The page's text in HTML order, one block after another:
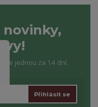
jednou za 14 dní.
Přihlásit se